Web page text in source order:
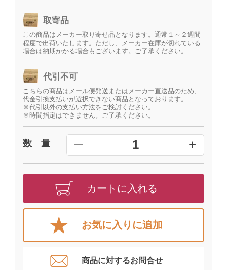
取寄品
この商品はメーカー取り寄せ品となります。通常１～２週間
程度で出荷いたします。ただし、メーカー在庫が切れている
場合は納期かかる場合もございます。ご了承ください。
代引不可
こちらの商品はメール便発送またはメーカー直送品のため、
代金引換支払いが選択できない商品となっております。
※代引以外の支払い方法をご検討ください。
※時間指定はできません。ご了承ください。
数 量 ━ 1 +
カートに入れる
お気に入りに追加
商品に対するお問合せ​